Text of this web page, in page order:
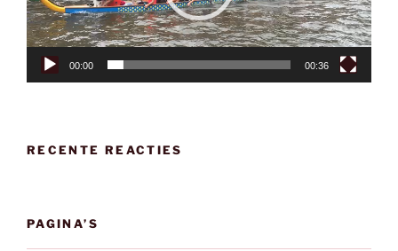
00:00 00:36
RECENTE REACTIES
PAGINA’S